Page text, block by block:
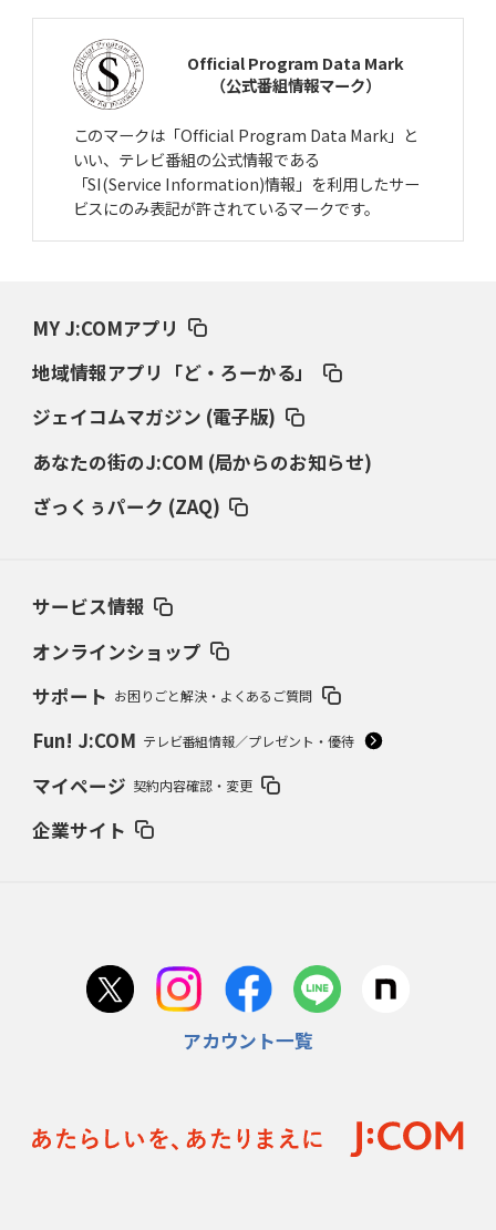
Official Program Data Mark
（公式番組情報マーク）
このマークは「Official Program Data Mark」と
いい、テレビ番組の公式情報である
「SI(Service Information)情報」を利用したサー
ビスにのみ表記が許されているマークです。
MY J:COMアプリ
地域情報アプリ「ど・ろーかる」
ジェイコムマガジン (電子版)
あなたの街のJ:COM (局からのお知らせ)
ざっくぅパーク (ZAQ)
サービス情報
オンラインショップ
サポート お困りごと解決・よくあるご質問
Fun! J:COM テレビ番組情報／プレゼント・優待
マイページ 契約内容確認・変更
企業サイト
アカウント一覧